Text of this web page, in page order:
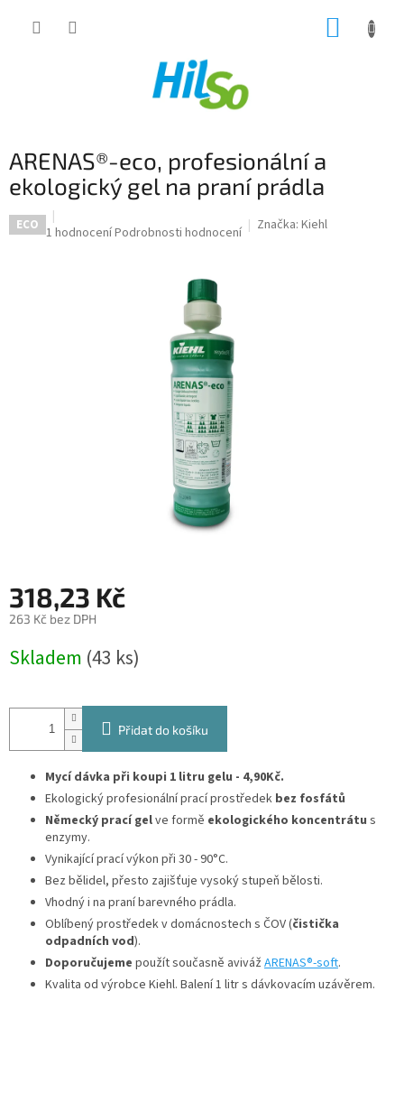
ARENAS®-eco, profesionální a
ekologický gel na praní prádla
ECO Průměrné
1 hodnoceníPodrobnosti hodnocení Značka: Kiehl
318,23 Kč
263 Kč bez DPH
cena:
Skladem (43 ks)
Přidat do košíku
Mycí dávka při koupi 1 litru gelu - 4,90Kč.
Ekologický profesionální prací prostředek bez fosfátů
Německý prací gelve formě ekologického koncentrátu s
enzymy.
Vynikající prací výkon při 30 - 90°C.
Bez bělidel, přesto zajišťuje vysoký stupeň bělosti.
Vhodný i na praní barevného prádla.
Oblíbený prostředek v domácnostech s ČOV (čistička
odpadních vod).
Doporučujeme použít současně aviváž ARENAS®-soft.
Kvalita od výrobce Kiehl. Balení 1 litr s dávkovacím uzávěrem.